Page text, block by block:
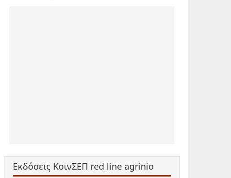
Εκδόσεις ΚοινΣΕΠ red line agrinio